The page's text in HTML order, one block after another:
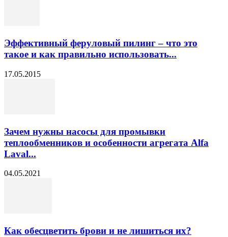
Эффективный феруловый пилинг – что это
такое и как правильно использовать...
17.05.2015
Зачем нужны насосы для промывки
теплообменников и особенности агрегата Alfa
Laval...
04.05.2021
Как обесцветить брови и не лишиться их?